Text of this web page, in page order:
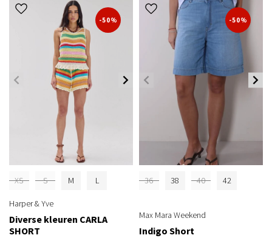
-50%
XS S M L
Harper & Yve
Diverse kleuren CARLA
SHORT
-50%
36 38 40 42
Max Mara Weekend
Indigo Short